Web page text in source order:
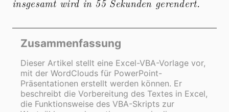
insgesamt wird in 55 Sekunden gerendert.
Zusammenfassung
Dieser Artikel stellt eine Excel-VBA-Vorlage vor,
mit der WordClouds für PowerPoint-
Präsentationen erstellt werden können. Er
beschreibt die Vorbereitung des Textes in Excel,
die Funktionsweise des VBA-Skripts zur